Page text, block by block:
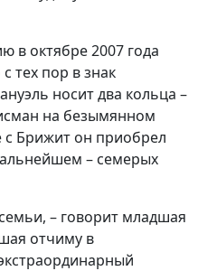
в октябре 2007 года
тех пор в знак
носит два кольца –
на безымянном
с Брижит он приобрел
– семерых
– говорит младшая
отчиму в